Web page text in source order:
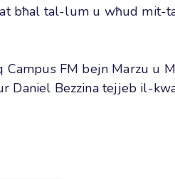
bħal tal-lum u wħud mit-
FM bejn Marzu u
Daniel Bezzina tejjeb il-